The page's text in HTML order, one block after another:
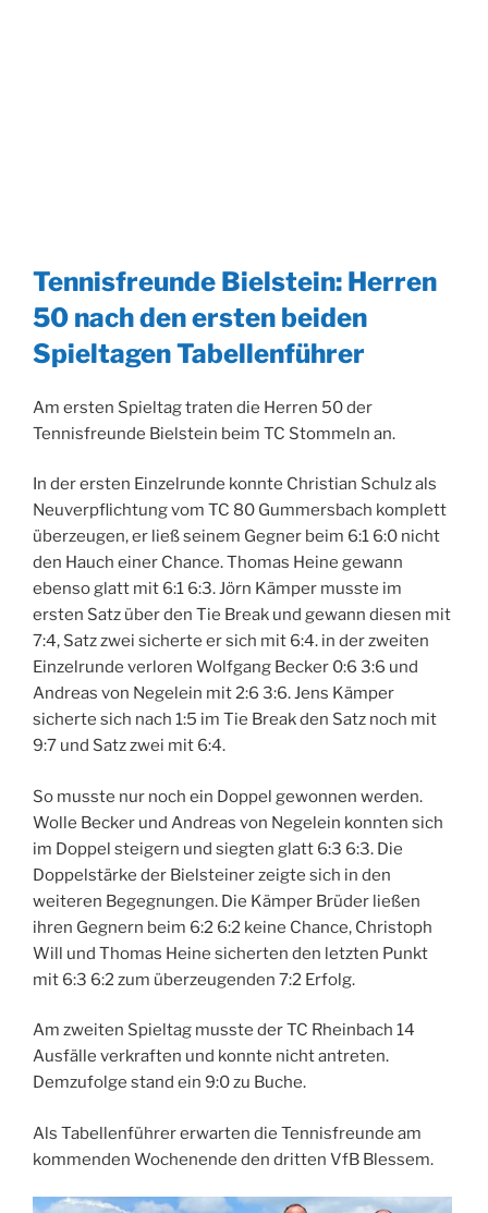
Tennisfreunde Bielstein: Herren
50 nach den ersten beiden
Spieltagen Tabellenführer
Am ersten Spieltag traten die Herren 50 der
Tennisfreunde Bielstein beim TC Stommeln an.
In der ersten Einzelrunde konnte Christian Schulz als
Neuverpflichtung vom TC 80 Gummersbach komplett
überzeugen, er ließ seinem Gegner beim 6:1 6:0 nicht
den Hauch einer Chance. Thomas Heine gewann
ebenso glatt mit 6:1 6:3. Jörn Kämper musste im
ersten Satz über den Tie Break und gewann diesen mit
7:4, Satz zwei sicherte er sich mit 6:4. in der zweiten
Einzelrunde verloren Wolfgang Becker 0:6 3:6 und
Andreas von Negelein mit 2:6 3:6. Jens Kämper
sicherte sich nach 1:5 im Tie Break den Satz noch mit
9:7 und Satz zwei mit 6:4.
So musste nur noch ein Doppel gewonnen werden.
Wolle Becker und Andreas von Negelein konnten sich
im Doppel steigern und siegten glatt 6:3 6:3. Die
Doppelstärke der Bielsteiner zeigte sich in den
weiteren Begegnungen. Die Kämper Brüder ließen
ihren Gegnern beim 6:2 6:2 keine Chance, Christoph
Will und Thomas Heine sicherten den letzten Punkt
mit 6:3 6:2 zum überzeugenden 7:2 Erfolg.
Am zweiten Spieltag musste der TC Rheinbach 14
Ausfälle verkraften und konnte nicht antreten.
Demzufolge stand ein 9:0 zu Buche.
Als Tabellenführer erwarten die Tennisfreunde am
kommenden Wochenende den dritten VfB Blessem.